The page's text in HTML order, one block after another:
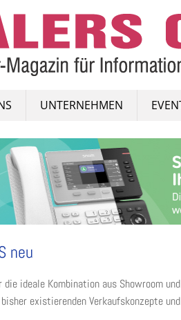
UNTERNEHMEN
neu
ideale Kombination aus Showroom und
existierenden Verkaufskonzepte und